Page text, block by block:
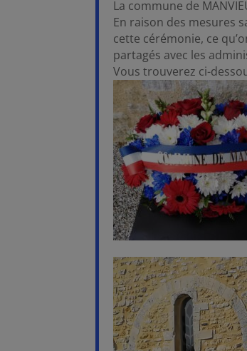
La commune de
En raison des mesures
cette cérémonie, ce
partagés avec les
Vous trouverez ci-
Lecteur
vidéo